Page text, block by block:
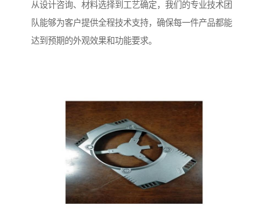
从设计咨询、材料选择到工艺确定，我们的专业技术团
队能够为客户提供全程技术支持，确保每一件产品都能
达到预期的外观效果和功能要求。